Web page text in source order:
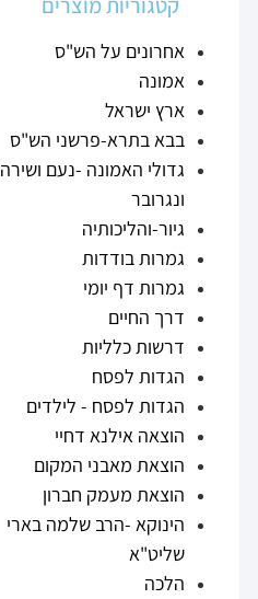
אחרונים על הש"ס
אמונה
ארץ ישראל
בבא בתרא-פרשני הש"ס
גדולי האמונה -נעם ושירה
ונגרובר
גיור-והליכותיה
גמרות בודדות
גמרות דף יומי
דרך החיים
דרשות כלליות
הגדות לפסח
הגדות לפסח - לילדים
הוצאה אילנא דחיי
הוצאת מאבני המקום
הוצאת מעמק חברון
הינוקא -הרב שלמה בארי
שליט"א
הלכה